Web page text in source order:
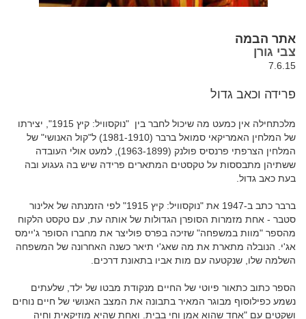
אתר הבמה
צבי גורן
7.6.15
פרידה וכאב גדול
מלכתחילה אין כמעט מה שיכול לחבר בין "נוקסוויל: קיץ 1915", יצירתו
של המלחין האמריקאי סמואל ברבר (1981-1910) ל"קול האנושי" של
המלחין הצרפתי פרנסיס פולנק (1963-1899), למעט אולי העובדה
ששתיהן מתבססות על טקסטים המתארים פרידה שיש בה געגוע ובה
בעת כאב גדול.
ברבר כתב ב-1947 את "נוקסוויל: קיץ 1915" לפי הזמנתה של אלינור
סטבר - אחת מזמרות הסופרן הגדולות של אותה עת, עם טקסט הלקוח
מהספר "מוות במשפחה" שזיכה בפרס פוליצר את מחברו הסופר ג'יימס
אג'י. הנובלה מתארת את מה שאג'י תיאר כשנה האחרונה של המשפחה
השלמה שלו, שנקטעה עם מות אביו בתאונת דרכים.
הספר כתוב כתאור פיוטי של החיים מנקודת מבטו של ילד, שלעתים
נשמע כפילוסוף מבוגר המאיר בתבונה את המצב האנושי של חיים נוחים
ושקטים עם "אחד שהוא אמן וחי בבית. ואחת שהיא מוזיקאית וחיה